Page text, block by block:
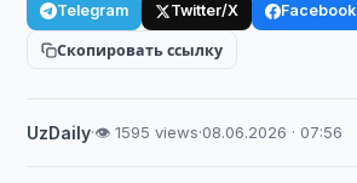
Telegram Twitter/X Facebook
Скопировать ссылку
UzDaily·👁 1595 views·08.06.2026 · 07:56